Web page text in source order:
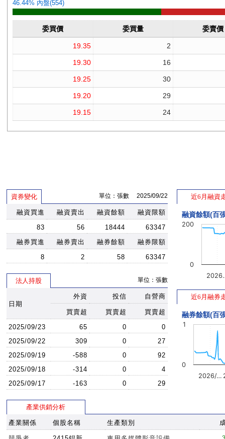
資券變化 單位：張數 2025/09/22
融資買進 融資賣出 融資餘額
融資限額
83
56 18444
63347
融券買進
融券賣出 融券餘額
融券限額
8
2 58 63347
法人持股 單位：張數
日期
外資 投信 自營商
買賣超 買賣超
買賣超
2025/09/23
65 0
0
2025/09/22
309 0
27
2025/09/19
-588 0
92
2025/09/18
-314 0
4
2025/09/17
-163 0 29
近6月融資
融資餘額(百
0
200
近6月融券
融券餘額(百
2026/…
0
1
產業供銷分析
產業關係 個股名稱 生產類別